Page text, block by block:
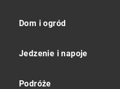
Dom i ogród
Jedzenie i napoje
Podróże